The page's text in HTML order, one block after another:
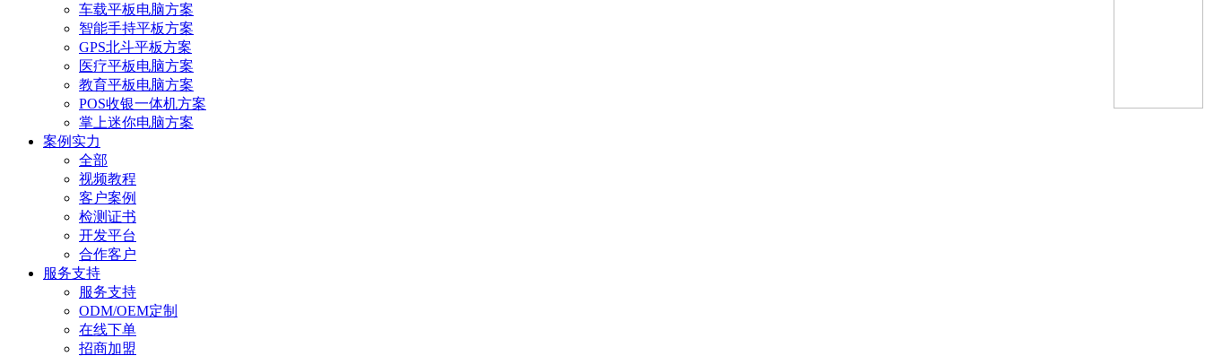
车载平板电脑方案
智能手持平板方案
GPS北斗平板方案
医疗平板电脑方案
教育平板电脑方案
POS收银一体机方案
掌上迷你电脑方案
案例实力
全部
视频教程
客户案例
检测证书
开发平台
合作客户
服务支持
服务支持
ODM/OEM定制
在线下单
招商加盟